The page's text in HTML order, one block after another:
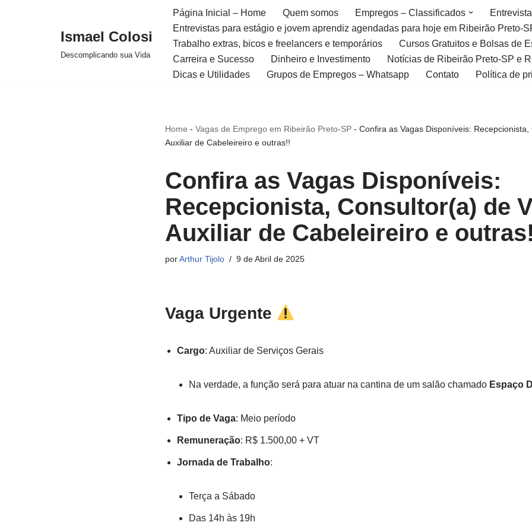
Ismael Colosi
Descomplicando sua Vida
Página Inicial – Home Quem somos Empregos – Classificados
Entrevistas para estágio e jovem aprendiz agendadas para hoje em Ribeirão Preto-
Trabalho extras, bicos e freelancers e temporários
Cursos Gratuitos e Bolsas de
Carreira e Sucesso
Dinheiro e Investimento
Notícias de Ribeirão Preto-SP e
Dicas e Utilidades
Grupos de Empregos – Whatsapp Contato Política de
Home - Vagas de Emprego em Ribeirão Preto-SP- Confira as Vagas Disponíveis:
Auxiliar de Cabeleireiro e outras!!
Confira as Vagas Disponíveis:
Recepcionista, Consultor(a) de
Auxiliar de Cabeleireiro e
porArthur Tijolo 9 de Abril de 2025
Vaga Urgente
Cargo: Auxiliar de Serviços Gerais
Na verdade, a função será para atuar na cantina de um salão chamado Espaço
Tipo de Vaga: Meio período
Remuneração: R$ 1.500,00 + VT
Jornada de Trabalho:
Terça a Sábado
Das 14h às 19h